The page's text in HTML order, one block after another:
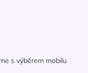
s výběrem mobilu